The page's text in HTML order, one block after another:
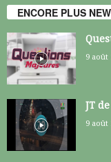
ENCORE PLUS
9 août
JT
9 août